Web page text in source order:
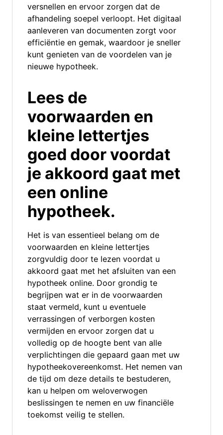
versnellen en ervoor zorgen dat de
afhandeling soepel verloopt. Het digitaal
aanleveren van documenten zorgt voor
efficiëntie en gemak, waardoor je sneller
kunt genieten van de voordelen van je
nieuwe hypotheek.
Lees de
voorwaarden en
kleine lettertjes
goed door voordat
je akkoord gaat met
een online
hypotheek.
Het is van essentieel belang om de
voorwaarden en kleine lettertjes
zorgvuldig door te lezen voordat u
akkoord gaat met het afsluiten van een
hypotheek online. Door grondig te
begrijpen wat er in de voorwaarden
staat vermeld, kunt u eventuele
verrassingen of verborgen kosten
vermijden en ervoor zorgen dat u
volledig op de hoogte bent van alle
verplichtingen die gepaard gaan met uw
hypotheekovereenkomst. Het nemen van
de tijd om deze details te bestuderen,
kan u helpen om weloverwogen
beslissingen te nemen en uw financiële
toekomst veilig te stellen.